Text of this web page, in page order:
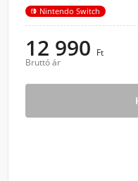
Nintendo Switch
12 990 Ft
Bruttó ár